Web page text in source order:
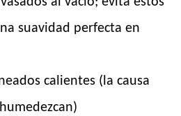
suavidad perfecta en
calientes (la causa